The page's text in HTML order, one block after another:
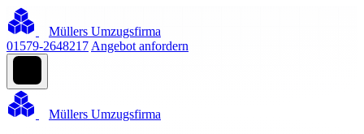
Müllers Umzugsfirma
01579-2648217 Angebot anfordern
Müllers Umzugsfirma